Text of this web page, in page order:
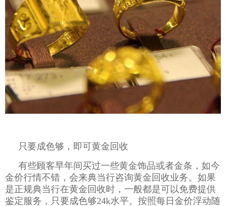
只要成色够，即可黄金回收
有些顾客早年间买过一些黄金饰品或者金条，如今
金价行情不错，会来典当行咨询黄金回收业务。如果
是正规典当行在黄金回收时，一般都是可以免费提供
鉴定服务，只要成色够24k水平。按照每日金价浮动随